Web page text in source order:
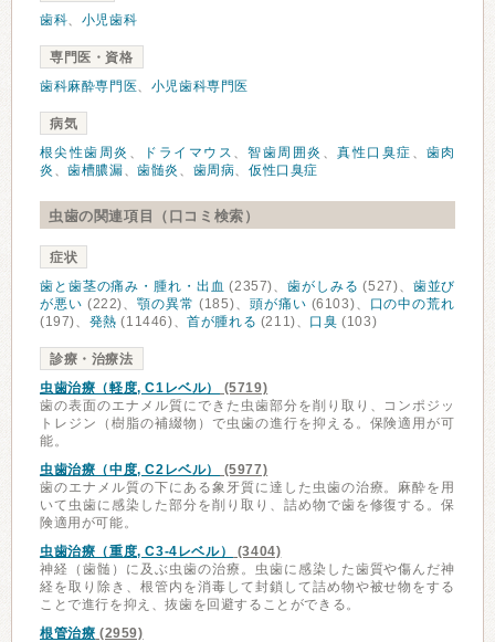
歯科、 小児歯科
専門医・資格
歯科麻酔専門医、 小児歯科専門医
病気
根尖性歯周炎 、 ドライマウス 、智歯周囲炎 、真性口臭症 、 歯肉
炎 、歯槽膿漏、歯髄炎 、 歯周病、仮性口臭症
虫歯の関連項目（口コミ検索）
症状
歯と歯茎の痛み・腫れ・出血 (2357)、歯がしみる (527)、 歯並び
が悪い (222)、顎の異常 (185)、 頭が痛い (6103)、
口の中の荒れ
(197)、 発熱 (11446)、首が腫れる (211)、 口臭 (103)
診療・治療法
虫歯治療（軽度, C1レベル）
(5719)
歯の表面のエナメル質にできた虫歯部分を削り取り、コンポジッ
トレジン（樹脂の補綴物）で虫歯の進行を抑える。保険適用が可
能。
虫歯治療（中度, C2レベル）
(5977)
歯のエナメル質の下にある象牙質に達した虫歯の治療。麻酔を用
いて虫歯に感染した部分を削り取り、詰め物で歯を修復する。保
険適用が可能。
虫歯治療（重度, C3-4レベル）
(3404)
神経（歯髄）に及ぶ虫歯の治療。虫歯に感染した歯質や傷んだ神
経を取り除き、根管内を消毒して封鎖して詰め物や被せ物をする
ことで進行を抑え、抜歯を回避することができる。
根管治療 (2959)